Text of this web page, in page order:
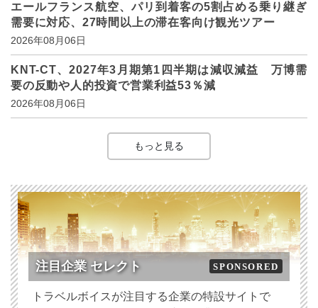
エールフランス航空、パリ到着客の5割占める乗り継ぎ
需要に対応、27時間以上の滞在客向け観光ツアー
2026年08月06日
KNT-CT、2027年3月期第1四半期は減収減益 万博需
要の反動や人的投資で営業利益53％減
2026年08月06日
もっと見る
注目企業 セレクト SPONSORED
トラベルボイスが注目する企業の特設サイトで